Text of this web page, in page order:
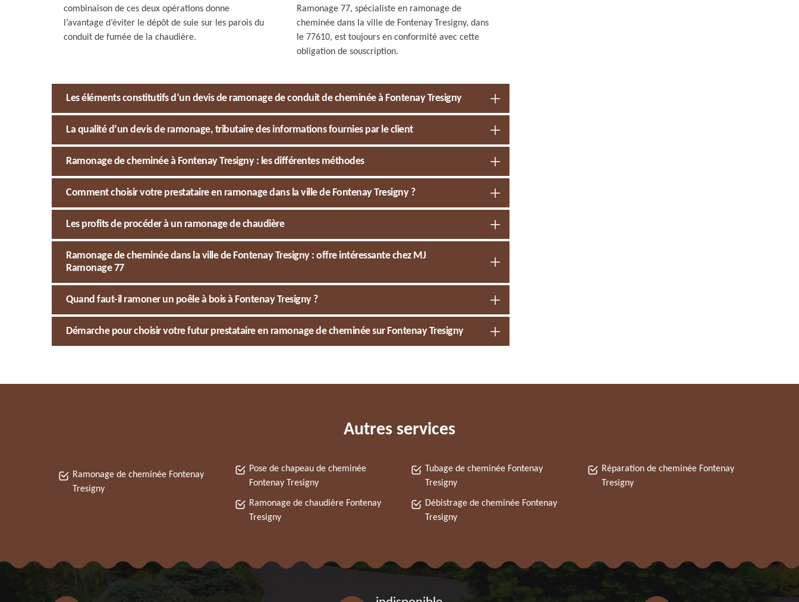
combinaison de ces deux opérations donne
l’avantage d’éviter le dépôt de suie sur les parois du
conduit de fumée de la chaudière.
Ramonage 77, spécialiste en ramonage de
cheminée dans la ville de Fontenay Tresigny, dans
le 77610, est toujours en conformité avec cette
obligation de souscription.
Les éléments constitutifs d’un devis de ramonage de conduit de cheminée à Fontenay Tresigny
La qualité d’un devis de ramonage, tributaire des informations fournies par le client
Ramonage de cheminée à Fontenay Tresigny : les différentes méthodes
Comment choisir votre prestataire en ramonage dans la ville de Fontenay Tresigny ?
Les profits de procéder à un ramonage de chaudière
Ramonage de cheminée dans la ville de Fontenay Tresigny : offre intéressante chez MJ
Ramonage 77
Quand faut-il ramoner un poêle à bois à Fontenay Tresigny ?
Démarche pour choisir votre futur prestataire en ramonage de cheminée sur Fontenay Tresigny
Autres services
Ramonage de cheminée Fontenay
Tresigny
Pose de chapeau de cheminée
Fontenay Tresigny
Ramonage de chaudière Fontenay
Tresigny
Tubage de cheminée Fontenay
Tresigny
Débistrage de cheminée Fontenay
Tresigny
Réparation de cheminée Fontenay
Tresigny